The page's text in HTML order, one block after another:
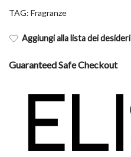
TAG: Fragranze
Aggiungi alla lista dei desideri
Guaranteed Safe Checkout